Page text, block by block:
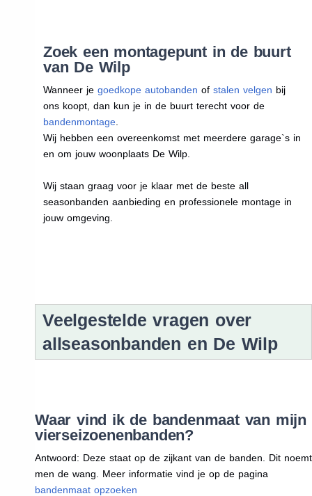
Zoek een montagepunt in de buurt
van De Wilp
Wanneer je goedkope autobanden of stalen velgen bij
ons koopt, dan kun je in de buurt terecht voor de
bandenmontage.
Wij hebben een overeenkomst met meerdere garage`s in
en om jouw woonplaats De Wilp.
Wij staan graag voor je klaar met de beste all
seasonbanden aanbieding en professionele montage in
jouw omgeving.
Veelgestelde vragen over
allseasonbanden en De Wilp
Waar vind ik de bandenmaat van mijn
vierseizoenenbanden?
Antwoord: Deze staat op de zijkant van de banden. Dit noemt
men de wang. Meer informatie vind je op de pagina
bandenmaat opzoeken